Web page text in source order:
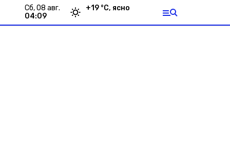
сб, 08 авг.
04:09
+19 °С, ясно